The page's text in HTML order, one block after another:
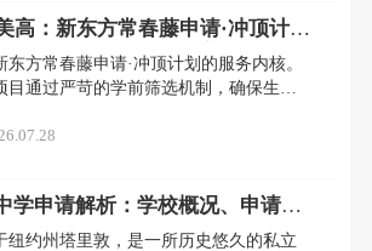
高：新东方常春藤申请·冲顶计划
供定制化升读解决方案
方常春藤申请·冲顶计划的服务内核。
目通过严苛的学前筛选机制，确保生源
学申请解析：学校概况、申请要
纽约州塔里敦，是一所历史悠久的私立